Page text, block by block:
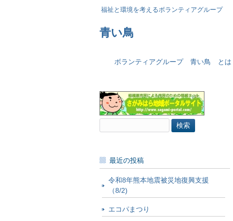
福祉と環境を考えるボランティアグループ
青い鳥
ボランティアグループ 青い鳥 とは
索:
最近の投稿
令和8年熊本地震被災地復興支援
（8/2)
エコパまつり